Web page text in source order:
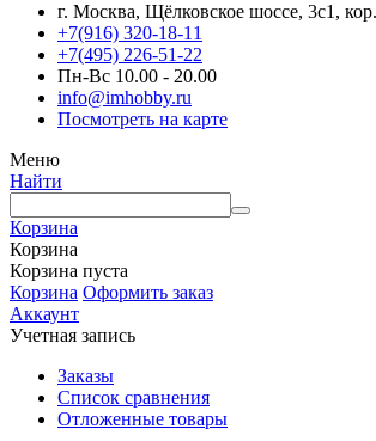
г. Москва, Щёлковское шоссе, 3с1,
+7(916) 320-18-11
+7(495) 226-51-22
Пн-Вс 10.00 - 20.00
info@imhobby.ru
Посмотреть на карте
Меню
Найти
Корзина
Корзина
Корзина пуста
Корзина Оформить заказ
Аккаунт
Учетная запись
Заказы
Список сравнения
Отложенные товары